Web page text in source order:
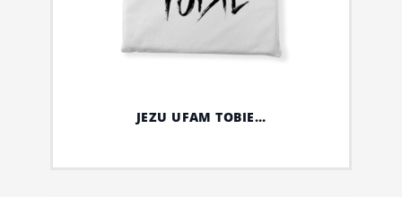
JEZU UFAM TOBIE…